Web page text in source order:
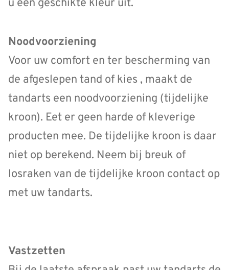
u een geschikte kleur uit.
Noodvoorziening
Voor uw comfort en ter bescherming van
de afgeslepen tand of kies , maakt de
tandarts een noodvoorziening (tijdelijke
kroon). Eet er geen harde of kleverige
producten mee. De tijdelijke kroon is daar
niet op berekend. Neem bij breuk of
losraken van de tijdelijke kroon contact op
met uw tandarts.
Vastzetten